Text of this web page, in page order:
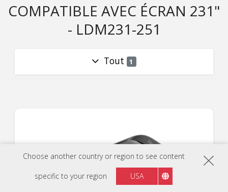
Choose another country or region to see content
specific to your region USA
COMPATIBLE AVEC ÉCRAN 231"
- LDM231-251
Tout 1